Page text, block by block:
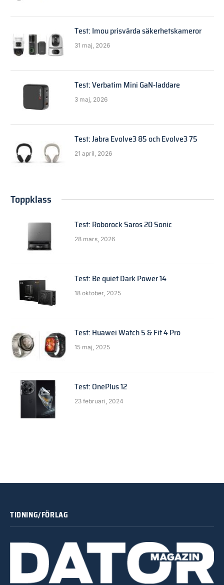
Test: Imou prisvärda säkerhetskameror
31 maj, 2026
Test: Verbatim Mini GaN-laddare
3 maj, 2026
Test: Jabra Evolve3 85 och Evolve3 75
21 april, 2026
Toppklass
Test: Roborock Saros 20 Sonic
28 mars, 2026
Test: Be quiet Dark Power 14
18 oktober, 2025
Test: Huawei Watch 5 & Fit 4 Pro
15 maj, 2025
Test: OnePlus 12
23 februari, 2024
TIDNING/FÖRLAG